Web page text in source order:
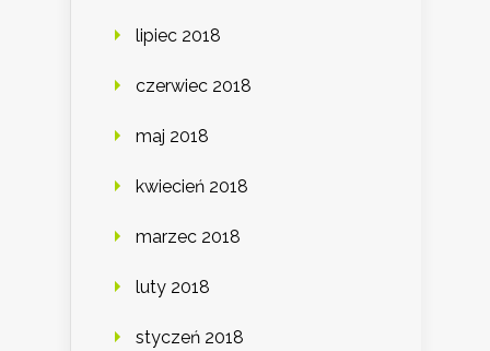
lipiec 2018
czerwiec 2018
maj 2018
kwiecień 2018
marzec 2018
luty 2018
styczeń 2018